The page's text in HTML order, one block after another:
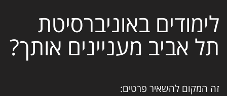
לימודים באוניברסיטת
תל אביב מעניינים אותך?
זה המקום להשאיר פרטים: